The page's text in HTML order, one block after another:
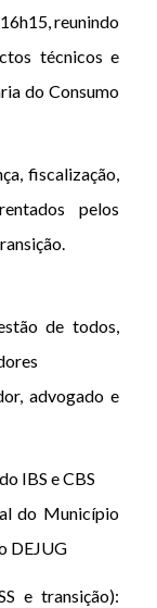
reunindo
técnicos e
do Consumo
fiscalização,
pelos
de todos,
advogado e
IBS e CBS
do Município
DEJUG
transição):